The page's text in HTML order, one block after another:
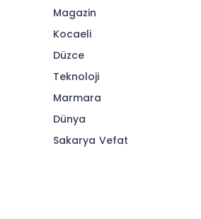
Magazin
Kocaeli
Düzce
Teknoloji
Marmara
Dünya
Sakarya Vefat